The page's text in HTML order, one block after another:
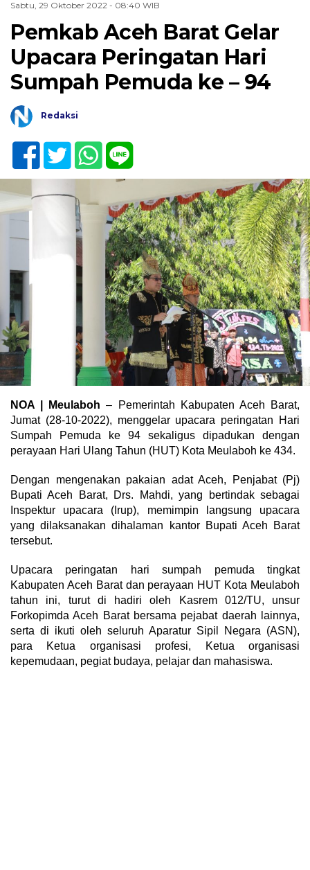
Sabtu, 29 Oktober 2022 - 08:40 WIB
Pemkab Aceh Barat Gelar
Upacara Peringatan Hari
Sumpah Pemuda ke – 94
Redaksi
NOA | Meulaboh – Pemerintah Kabupaten Aceh Barat,
Jumat (28-10-2022), menggelar upacara peringatan Hari
Sumpah Pemuda ke 94 sekaligus dipadukan dengan
perayaan Hari Ulang Tahun (HUT) Kota Meulaboh ke 434.
Dengan mengenakan pakaian adat Aceh, Penjabat (Pj)
Bupati Aceh Barat, Drs. Mahdi, yang bertindak sebagai
Inspektur upacara (Irup), memimpin langsung upacara
yang dilaksanakan dihalaman kantor Bupati Aceh Barat
tersebut.
Upacara peringatan hari sumpah pemuda tingkat
Kabupaten Aceh Barat dan perayaan HUT Kota Meulaboh
tahun ini, turut di hadiri oleh Kasrem 012/TU, unsur
Forkopimda Aceh Barat bersama pejabat daerah lainnya,
serta di ikuti oleh seluruh Aparatur Sipil Negara (ASN),
para Ketua organisasi profesi, Ketua organisasi
kepemudaan, pegiat budaya, pelajar dan mahasiswa.